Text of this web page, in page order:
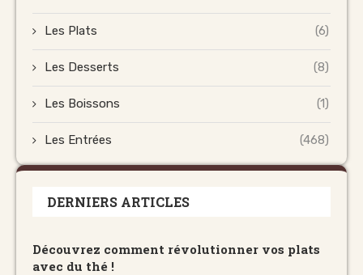
Les Plats (6)
Les Desserts (8)
Les Boissons (1)
Les Entrées (468)
DERNIERS ARTICLES
Découvrez comment révolutionner vos plats
avec du thé !